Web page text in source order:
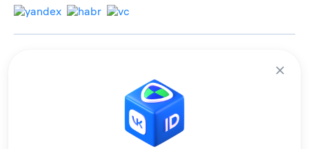
Personal data processing policy
We use cookies to improve services for you.
By remaining on the site, you consent to the collection and processing of